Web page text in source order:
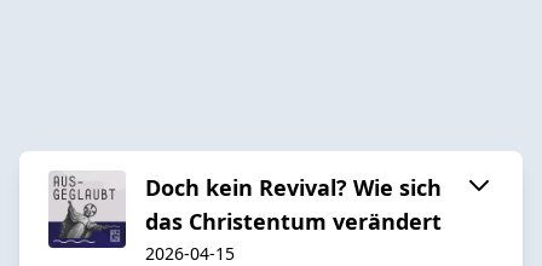
Doch kein Revival? Wie sich
das Christentum verändert
2026-04-15